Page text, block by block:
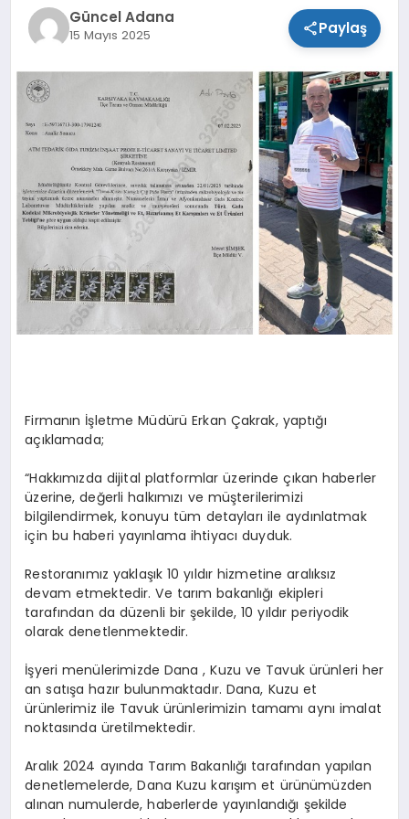
Güncel Adana
15 Mayıs 2025 Paylaş
Firmanın İşletme Müdürü Erkan Çakrak, yaptığı
açıklamada;
“Hakkımızda dijital platformlar üzerinde çıkan haberler
üzerine, değerli halkımızı ve müşterilerimizi
bilgilendirmek, konuyu tüm detayları ile aydınlatmak
için bu haberi yayınlama ihtiyacı duyduk.
Restoranımız yaklaşık 10 yıldır hizmetine aralıksız
devam etmektedir. Ve tarım bakanlığı ekipleri
tarafından da düzenli bir şekilde, 10 yıldır periyodik
olarak denetlenmektedir.
İşyeri menülerimizde Dana , Kuzu ve Tavuk ürünleri her
an satışa hazır bulunmaktadır. Dana, Kuzu et
ürünlerimiz ile Tavuk ürünlerimizin tamamı aynı imalat
noktasında üretilmektedir.
Aralık 2024 ayında Tarım Bakanlığı tarafından yapılan
denetlemelerde, Dana Kuzu karışım et ürünümüzden
alınan numulerde, haberlerde yayınlandığı şekilde